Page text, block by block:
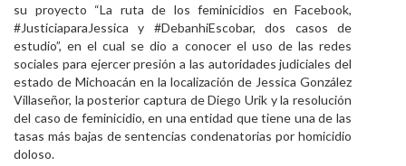
su proyecto “La ruta de los feminicidios en Facebook,
#JusticiaparaJessica y #DebanhiEscobar, dos casos de
estudio”, en el cual se dio a conocer el uso de las redes
sociales para ejercer presión a las autoridades judiciales del
estado de Michoacán en la localización de Jessica González
Villaseñor, la posterior captura de Diego Urik y la resolución
del caso de feminicidio, en una entidad que tiene una de las
tasas más bajas de sentencias condenatorias por homicidio
doloso.